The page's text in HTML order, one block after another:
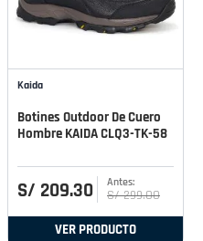
Kaida
Botines Outdoor De Cuero
Hombre KAIDA CLQ3-TK-58
S/ 209.30 S/ 299.00
VER PRODUCTO